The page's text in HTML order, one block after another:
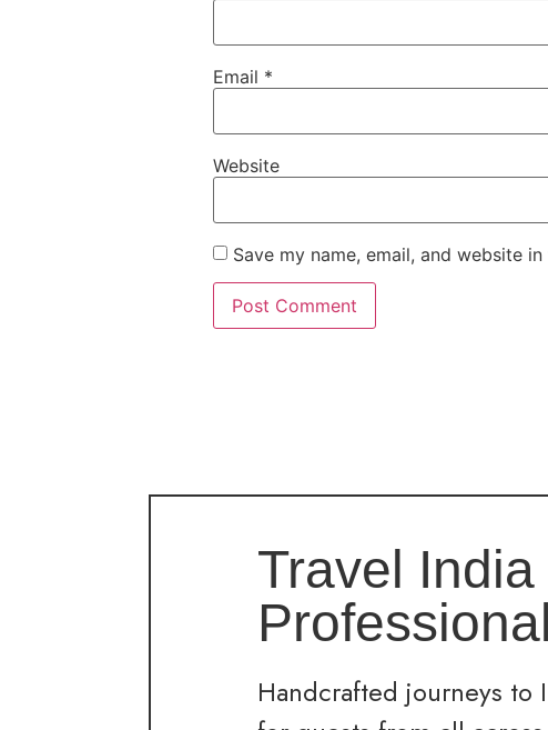
Email *
Website
Save my name, email, and website
Travel India
Handcrafted journeys to